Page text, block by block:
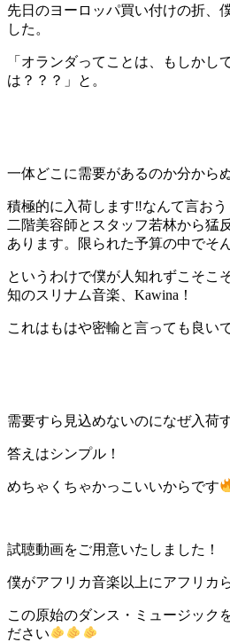
先日のヨーロッパ買い付けの折、
した。
「オランダってことは、もしかし
は？？？」と。
一体どこに需要があるのか分から
積極的に入荷します‼︎なんて言お
二階美容師とスタッフ若林から猛
あります。限られた予算の中でそ
というわけで僕が人知れずこそこ
知のスリナム音楽、Kawina！
これはもはや密輸と言っても良い
需要すら見込めないのになぜ入荷
答えはシンプル！
めちゃくちゃかっこいいからです
試聴動画をご用意いたしました！
僕がアフリカ音楽以上にアフリカ
この原始のダンス・ミュージック
ださい